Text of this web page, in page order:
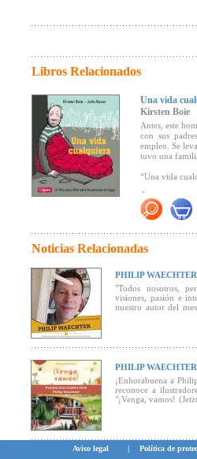
Libros Relacionados
Una vida
Kirsten Boie
Antes, este
con sus
empleo. Se
tuvo una
“Una vida
Éste es un
"Una historia
de compartir.
Noticias Relacionadas
PHILIP
"Todos nosotros,
visiones, pasión e
nuestro autor del
PHILIP
¡Enhorabuena a
reconoce a
"¡Venga, vamos!
Aviso legal | Política de